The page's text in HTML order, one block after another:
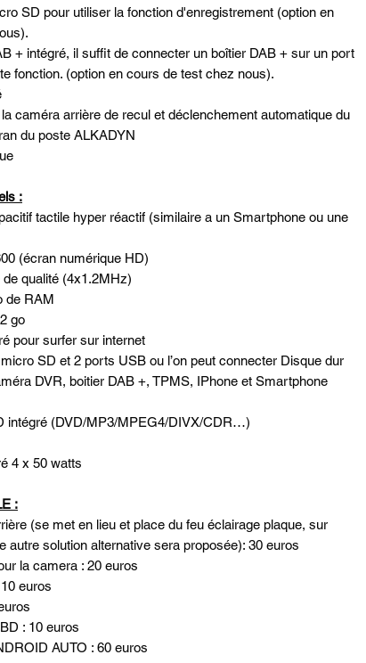
SD pour utiliser la fonction d'enregistrement (option en
+ intégré, il suffit de connecter un boîtier DAB + sur un port
fonction. (option en cours de test chez nous).
caméra arrière de recul et déclenchement automatique du
du poste ALKADYN
:
tactile hyper réactif (similaire a un Smartphone ou une
(écran numérique HD)
qualité (4x1.2MHz)
de RAM
go
pour surfer sur internet
SD et 2 ports USB ou l’on peut connecter Disque dur
DVR, boitier DAB +, TPMS, IPhone et Smartphone
intégré (DVD/MP3/MPEG4/DIVX/CDR…)
4 x 50 watts
:
(se met en lieu et place du feu éclairage plaque, sur
autre solution alternative sera proposée): 30 euros
la camera : 20 euros
euros
: 10 euros
AUTO : 60 euros